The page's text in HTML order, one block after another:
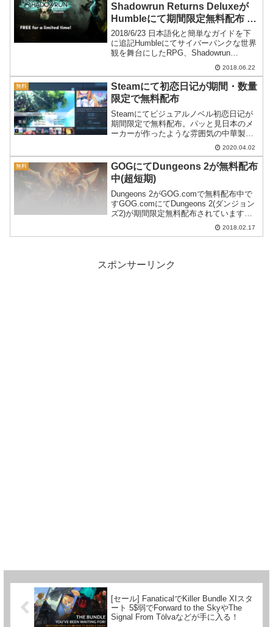
Shadowrun Returns Deluxeが
Humbleにて期間限定無料配布 日
本語化と操作ガイド追記
2018/6/23 日本語化と簡単なガイドを下
に追記Humbleにてサイバーパンクな世界
観を舞台にしたRPG、Shadowrun
Returns Deluxeが期間限定無料配布で
す。Shadowrun Returns Deluxeが無料配
布...
2018.06.22
無料
Steamにて初恋日记が期間・数量
限定で無料配布
Steamにてビジュアルノベル初恋日记が
期間限定で無料配布。パッと見日本のメ
ーカーが作ったような雰囲気の中華製ゲ
2020.04.02
無料
GOGにてDungeons 2が無料配布
中(超短期)
Dungeons 2がGOG.comで無料配布中で
すGOG.comにてDungeons 2(ダンジョン
ズ2)が期間限定無料配布されています。
GOGのDungeons 2ページ期間は
2018/2/18 午後11時ごろまでの超短期と
2018.02.17
スポンサーリンク
[セール] FanaticalでKiller Bundle XIスタ
ート 5$弱でForward to the SkyやThe
Signal From Tölvaなどが手に入る！